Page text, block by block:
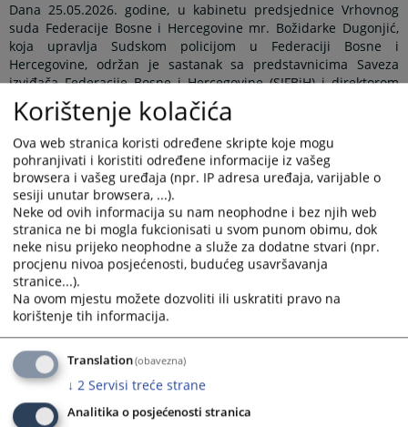
Dana 25.05.2026. godine, u kabinetu predsjednice Vrhovnog
suda Federacije Bosne i Hercegovine mr. Božidarke Dugonjić,
koja upravlja Sudskom policijom u Federaciji Bosne i
Hercegovine, održan je sastanak sa predstavnicima Saveza
izviđača Federacije Bosne i Hercegovine (SIFBiH) i direktorom
Sudske policije u Federaciji Bosne i Hercegovine Dženadom
Grošom.
Predstavnici SIFBiH – predsjednik Nermin Zagorčić i
koordinator projekta „Boranka“ Ahmed Gigić – predstavili su
volontersku inicijativu posvećenu obnovi šuma na opožarenim
područjima i jačanju ekološke svijesti u lokalnim zajednicama.
Inicijativa „Boranka“, pokrenuta prije nekoliko godina u
Hrvatskoj, proširila se na Crnu Goru, Sjevernu Makedoniju i
Bosnu i Hercegovinu, čime je dobila regionalni karakter i
značaj.
U Bosni i Hercegovini je u okviru akcije „Boranka“
provedeno sedam volonterskih akcija pošumljavanja, tokom
kojih je posađeno ukupno 13.500 sadnica, a posebna
zanimljivost projekta je mogućnost on-line sadnje putem web
Korištenje kolačića
Ova web stranica koristi određene skripte koje mogu
pohranjivati i koristiti određene informacije iz vašeg
browsera i vašeg uređaja (npr. IP adresa uređaja, varijable o
sesiji unutar browsera, ...).
Neke od ovih informacija su nam neophodne i bez njih web
stranica ne bi mogla fukcionisati u svom punom obimu, dok
neke nisu prijeko neophodne a služe za dodatne stvari (npr.
procjenu nivoa posjećenosti, budućeg usavršavanja
stranice...).
Na ovom mjestu možete dozvoliti ili uskratiti pravo na
korištenje tih informacija.
Translation(obavezna)
↓ 2 Servisi treće strane
Analitika o posjećenosti stranica